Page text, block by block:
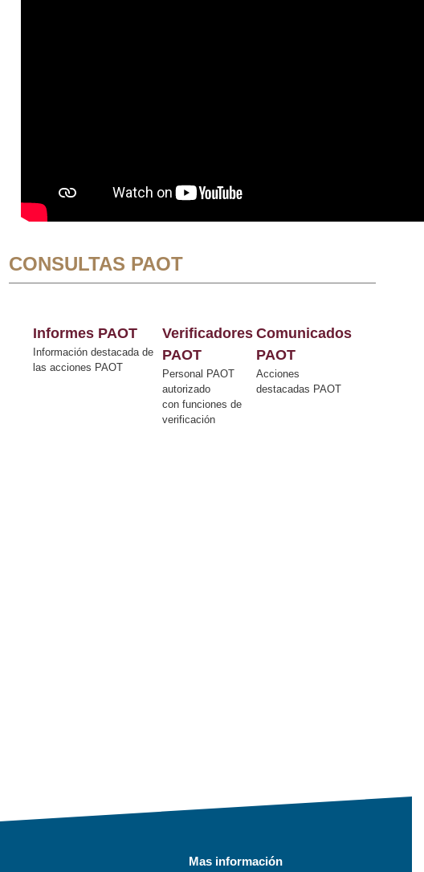
CONSULTAS PAOT
Informes PAOT
Información destacada de
las acciones PAOT
Verificadores
PAOT
Personal PAOT
autorizado
con funciones de
verificación
Comunicados
PAOT
Acciones
destacadas PAOT
Mas información